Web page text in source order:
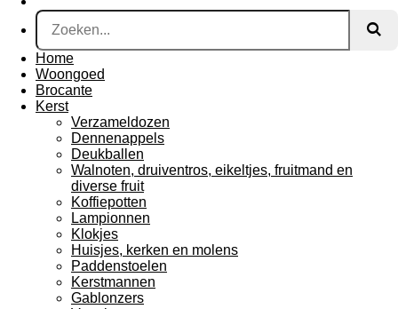
Home
Woongoed
Brocante
Kerst
Verzameldozen
Dennenappels
Deukballen
Walnoten, druiventros, eikeltjes, fruitmand en
diverse fruit
Koffiepotten
Lampionnen
Klokjes
Huisjes, kerken en molens
Paddenstoelen
Kerstmannen
Gablonzers